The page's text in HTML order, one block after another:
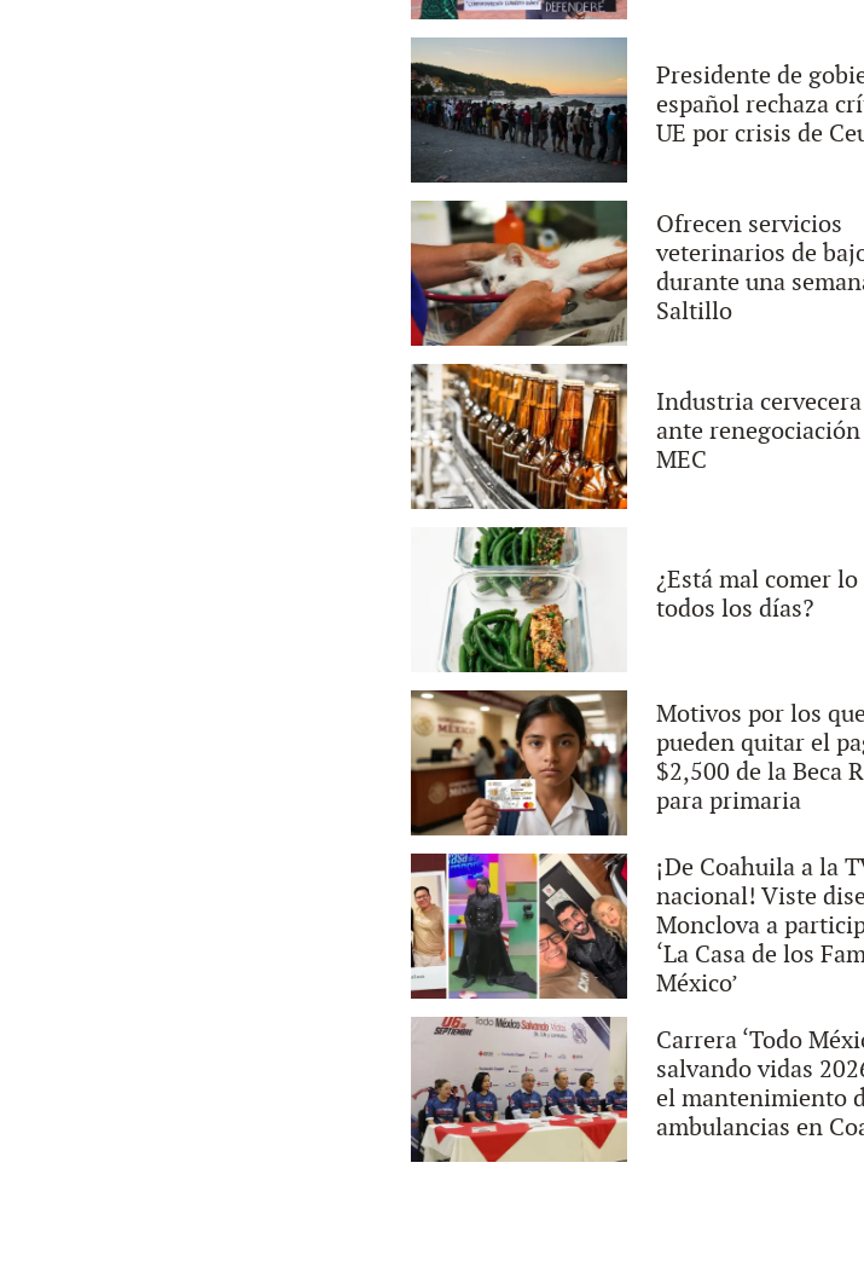
Presidente de
español rechaza
UE por crisis de
Ofrecen servicios
veterinarios de
durante una
Saltillo
Industria
ante
MEC
¿Está mal comer
todos los días?
Motivos por los
pueden quitar el
$2,500 de la Beca
para primaria
¡De Coahuila a la
nacional! Viste
Monclova a
‘La Casa de los
México’
Carrera ‘Todo
salvando vidas
el mantenimiento
ambulancias en